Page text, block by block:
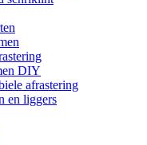
DIY
afrastering
en liggers